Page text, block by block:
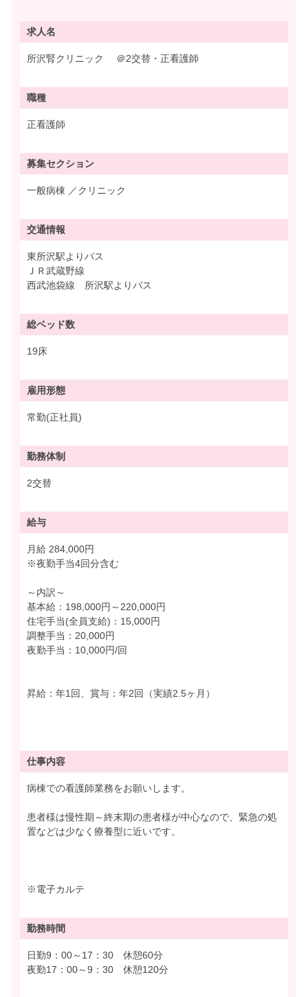
求人名
所沢腎クリニック ＠2交替・正看護師
職種
正看護師
募集セクション
一般病棟 ／クリニック
交通情報
東所沢駅よりバス
ＪＲ武蔵野線
西武池袋線 所沢駅よりバス
総ベッド数
19床
雇用形態
常勤(正社員)
勤務体制
2交替
給与
月給 284,000円
※夜勤手当4回分含む
～内訳～
基本給：198,000円～220,000円
住宅手当(全員支給)：15,000円
調整手当：20,000円
夜勤手当：10,000円/回
昇給：年1回、賞与：年2回（実績2.5ヶ月）
仕事内容
病棟での看護師業務をお願いします。
患者様は慢性期～終末期の患者様が中心なので、緊急の処
置などは少なく療養型に近いです。
※電子カルテ
勤務時間
日勤9：00～17：30 休憩60分
夜勤17：00～9：30 休憩120分